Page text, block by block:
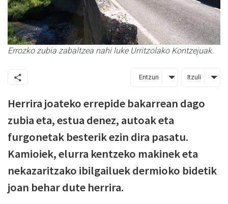
Errozko zubia zabaltzea nahi luke Urritzolako Kontzejuak.
Entzun Itzuli
Herrira joateko errepide bakarrean dago
zubia eta, estua denez, autoak eta
furgonetak besterik ezin dira pasatu.
Kamioiek, elurra kentzeko makinek eta
nekazaritzako ibilgailuek dermioko bidetik
joan behar dute herrira.